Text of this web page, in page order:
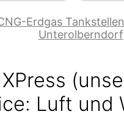
Erdgas
Unterolberndorf
XPress
Luft und